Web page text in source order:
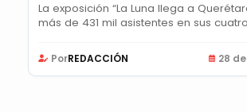
La exposición “La Luna llega a
más de 431 mil asistentes en sus
PorREDACCIÓN 28